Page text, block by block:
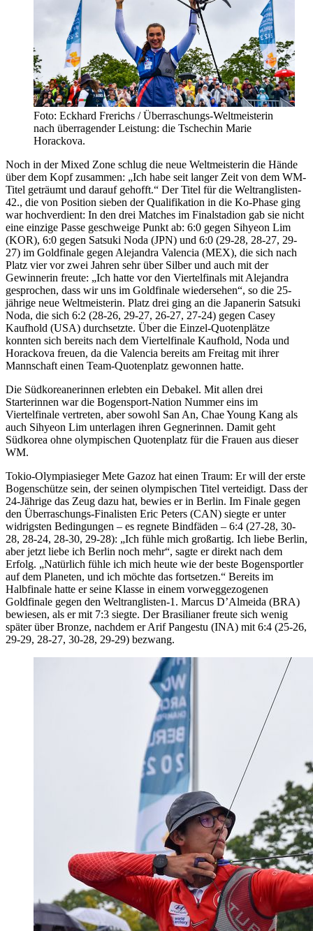
Foto: Eckhard Frerichs / Überraschungs-Weltmeisterin
nach überragender Leistung: die Tschechin Marie
Horackova.
Noch in der Mixed Zone schlug die neue Weltmeisterin die Hände
über dem Kopf zusammen: „Ich habe seit langer Zeit von dem WM-
Titel geträumt und darauf gehofft.“ Der Titel für die Weltranglisten-
42., die von Position sieben der Qualifikation in die Ko-Phase ging
war hochverdient: In den drei Matches im Finalstadion gab sie nicht
eine einzige Passe geschweige Punkt ab: 6:0 gegen Sihyeon Lim
(KOR), 6:0 gegen Satsuki Noda (JPN) und 6:0 (29-28, 28-27, 29-
27) im Goldfinale gegen Alejandra Valencia (MEX), die sich nach
Platz vier vor zwei Jahren sehr über Silber und auch mit der
Gewinnerin freute: „Ich hatte vor den Viertelfinals mit Alejandra
gesprochen, dass wir uns im Goldfinale wiedersehen“, so die 25-
jährige neue Weltmeisterin. Platz drei ging an die Japanerin Satsuki
Noda, die sich 6:2 (28-26, 29-27, 26-27, 27-24) gegen Casey
Kaufhold (USA) durchsetzte. Über die Einzel-Quotenplätze
konnten sich bereits nach dem Viertelfinale Kaufhold, Noda und
Horackova freuen, da die Valencia bereits am Freitag mit ihrer
Mannschaft einen Team-Quotenplatz gewonnen hatte.
Die Südkoreanerinnen erlebten ein Debakel. Mit allen drei
Starterinnen war die Bogensport-Nation Nummer eins im
Viertelfinale vertreten, aber sowohl San An, Chae Young Kang als
auch Sihyeon Lim unterlagen ihren Gegnerinnen. Damit geht
Südkorea ohne olympischen Quotenplatz für die Frauen aus dieser
WM.
Tokio-Olympiasieger Mete Gazoz hat einen Traum: Er will der erste
Bogenschütze sein, der seinen olympischen Titel verteidigt. Dass der
24-Jährige das Zeug dazu hat, bewies er in Berlin. Im Finale gegen
den Überraschungs-Finalisten Eric Peters (CAN) siegte er unter
widrigsten Bedingungen – es regnete Bindfäden – 6:4 (27-28, 30-
28, 28-24, 28-30, 29-28): „Ich fühle mich großartig. Ich liebe Berlin,
aber jetzt liebe ich Berlin noch mehr“, sagte er direkt nach dem
Erfolg. „Natürlich fühle ich mich heute wie der beste Bogensportler
auf dem Planeten, und ich möchte das fortsetzen.“ Bereits im
Halbfinale hatte er seine Klasse in einem vorweggezogenen
Goldfinale gegen den Weltranglisten-1. Marcus D’Almeida (BRA)
bewiesen, als er mit 7:3 siegte. Der Brasilianer freute sich wenig
später über Bronze, nachdem er Arif Pangestu (INA) mit 6:4 (25-26,
29-29, 28-27, 30-28, 29-29) bezwang.